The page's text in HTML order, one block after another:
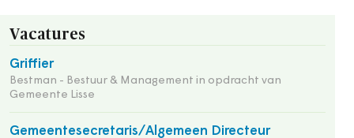
Vacatures
Griffier
Bestman - Bestuur & Management in opdracht van
Gemeente Lisse
Gemeentesecretaris/Algemeen Directeur